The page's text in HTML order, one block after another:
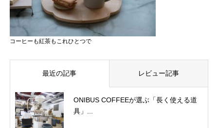
コーヒーも紅茶もこれひとつで
最近の記事 レビュー記事
ONIBUS COFFEEが選ぶ「長く使える道
具」...